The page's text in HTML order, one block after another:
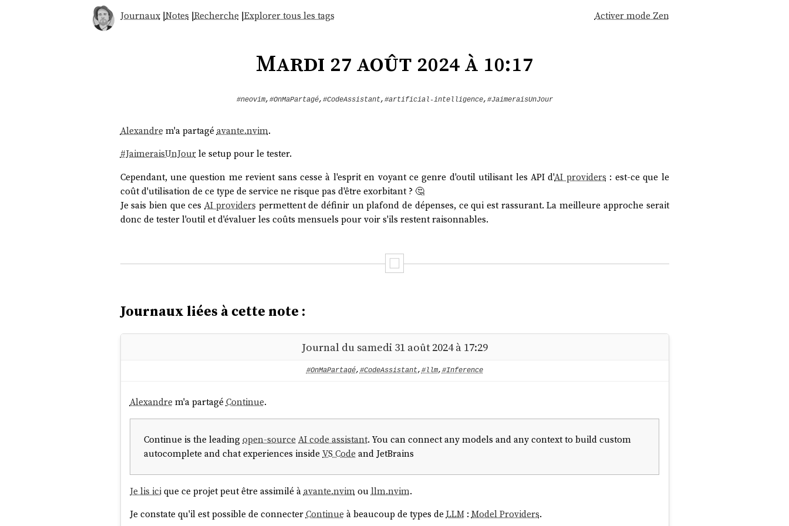
Journaux|Notes |Recherche |Explorer tous les tags Activer mode Zen
Mardi 27 août 2024 à 10:17
#neovim, #OnMaPartagé, #CodeAssistant, #artificial-intelligence, #JaimeraisUnJour
Alexandre m'a partagé avante.nvim.
#JaimeraisUnJourle setup pour le tester.
Cependant, une question me revient sans cesse à l'esprit en voyant ce genre d'outil utilisant les API d'AI providers : est-ce que le
coût d'utilisation de ce type de service ne risque pas d'être exorbitant ? 🤔
Je sais bien que cesAI providers permettent de définir un plafond de dépenses, ce qui est rassurant. La meilleure approche serait
donc de tester l'outil et d'évaluer les coûts mensuels pour voir s'ils restent raisonnables.
Journaux liées à cette note :
Journal du samedi 31 août 2024 à 17:29
#OnMaPartagé, #CodeAssistant, #llm, #Inference
Alexandre m'a partagé Continue.
Continue is the leadingopen-source AI code assistant. You can connect any models and any context to build custom
autocomplete and chat experiences insideVS Code and JetBrains
Je lis icique ce projet peut être assimilé àavante.nvimou llm.nvim.
Je constate qu'il est possible de connecterContinue à beaucoup de types de LLM: Model Providers.